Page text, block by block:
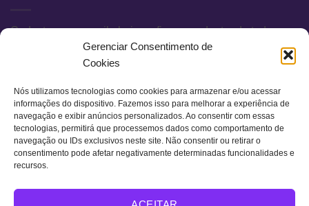
Gerenciar Consentimento de
Cookies
Nós utilizamos tecnologias como cookies para armazenar e/ou acessar
informações do dispositivo. Fazemos isso para melhorar a experiência de
navegação e exibir anúncios personalizados. Ao consentir com essas
tecnologias, permitirá que processemos dados como comportamento de
navegação ou IDs exclusivos neste site. Não consentir ou retirar o
consentimento pode afetar negativamente determinadas funcionalidades e
recursos.
Cadastre seu e-mail abaixo e fique por dentro de todas as
novidades e promoções exclusivas.
Visa MasterCard